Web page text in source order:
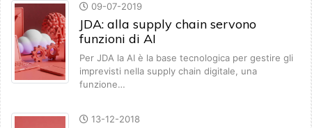
09-07-2019
JDA: alla supply chain servono
funzioni di AI
Per JDA la AI è la base tecnologica per gestire gli
imprevisti nella supply chain digitale, una
funzione…
13-12-2018